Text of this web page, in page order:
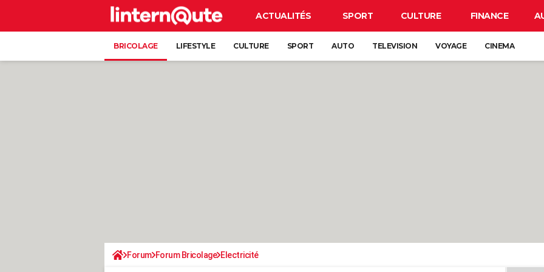
ACTUALITÉS SPORT CULTURE FINANCE
BRICOLAGE LIFESTYLE CULTURE SPORT AUTO TELEVISION VOYAGE CINEMA
Forum Forum Bricolage Electricité